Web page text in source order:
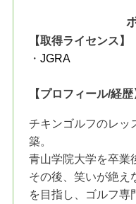
【取得ライセンス】
・JGRA
【プロフィール/経歴
チキンゴルフのレッ
築。
青山学院大学を卒業
その後、笑いが絶え
を目指し、ゴルフ専